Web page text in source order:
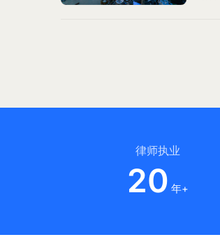
律师执业
20 年+